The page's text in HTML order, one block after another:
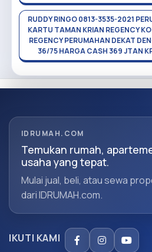
RUDDY RINGO 0813-3535-2021
KARTU TAMAN KRIAN REGENCY
REGENCY PERUMAHAN DEKAT
36/75 HARGA CASH 369 JTAN
IDRUMAH.COM
Temukan rumah,
usaha yang tepat.
Mulai jual, beli, atau sewa
dari IDRUMAH.com.
IKUTI KAMI